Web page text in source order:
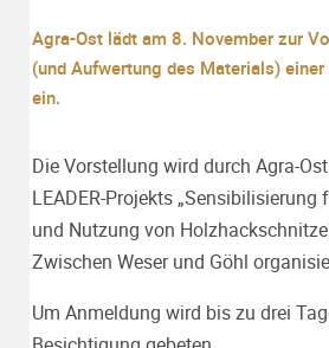
Agra-Ost lädt am 8. November zur
(und Aufwertung des Materials)
ein.
Die Vorstellung wird durch Agra-
LEADER-Projekts
und Nutzung von
Zwischen Weser und Göhl
Um Anmeldung wird bis zu drei